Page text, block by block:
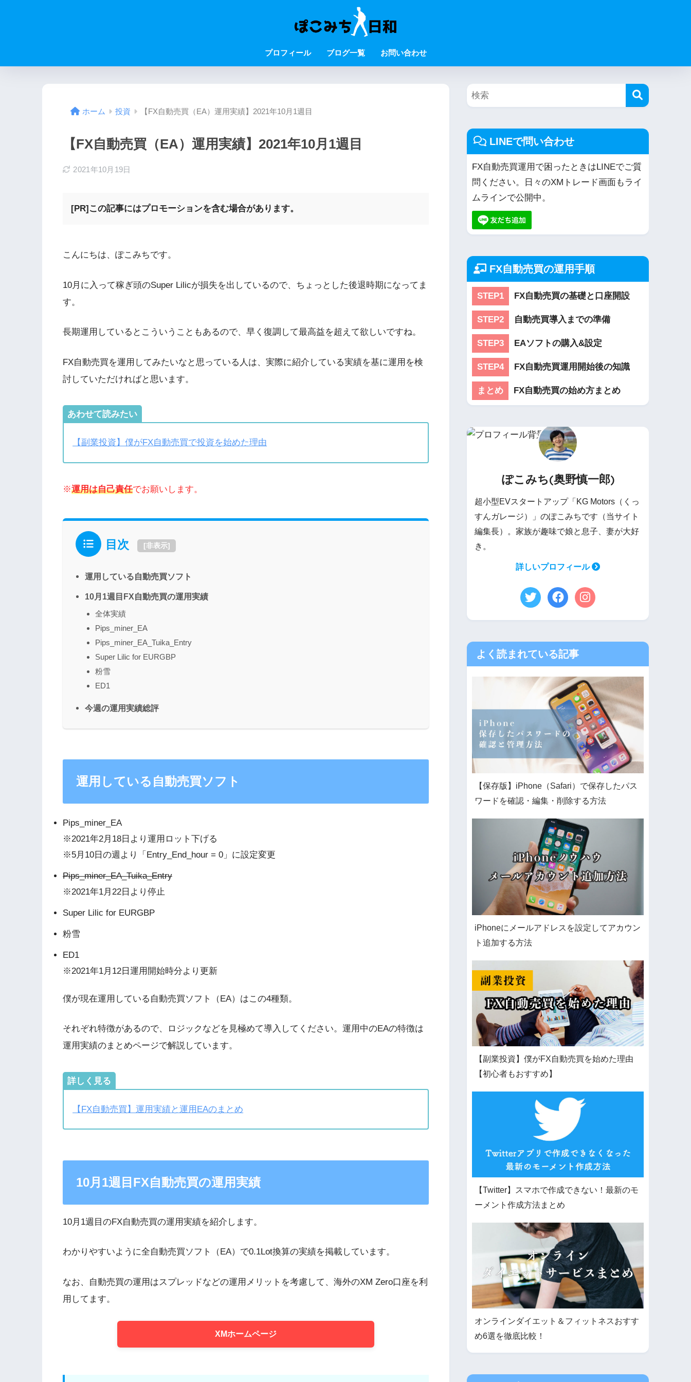
プロフィール ブログ一覧 お問い合わせ
ホーム 投資 【FX自動売買（EA）運用実績】2021年10月1週目
【FX自動売買（EA）運用実績】2021年10月1週目
2021年10月19日
[PR]この記事にはプロモーションを含む場合があります。
こんにちは、ぽこみちです。
10月に入って稼ぎ頭のSuper Lilicが損失を出しているので、ちょっとした後退時期になってま
す。
長期運用しているとこういうこともあるので、早く復調して最高益を超えて欲しいですね。
FX自動売買を運用してみたいなと思っている人は、実際に紹介している実績を基に運用を検
討していただければと思います。
あわせて読みたい
【副業投資】僕がFX自動売買で投資を始めた理由
※運用は自己責任でお願いします。
目次 [非表示]
運用している自動売買ソフト
10月1週目FX自動売買の運用実績
全体実績
Pips_miner_EA
Pips_miner_EA_Tuika_Entry
Super Lilic for EURGBP
粉雪
ED1
今週の運用実績総評
運用している自動売買ソフト
Pips_miner_EA
※2021年2月18日より運用ロット下げる
※5月10日の週より「Entry_End_hour = 0」に設定変更
Pips_miner_EA_Tuika_Entry
※2021年1月22日より停止
Super Lilic for EURGBP
粉雪
ED1
※2021年1月12日運用開始時分より更新
僕が現在運用している自動売買ソフト（EA）はこの4種類。
それぞれ特徴があるので、ロジックなどを見極めて導入してください。運用中のEAの特徴は
運用実績のまとめページで解説しています。
詳しく見る
【FX自動売買】運用実績と運用EAのまとめ
10月1週目FX自動売買の運用実績
10月1週目のFX自動売買の運用実績を紹介します。
わかりやすいように全自動売買ソフト（EA）で0.1Lot換算の実績を掲載しています。
なお、自動売買の運用はスプレッドなどの運用メリットを考慮して、海外のXM Zero口座を利
用してます。
XMホームページ
LINEで問い合わせ
FX自動売買運用で困ったときはLINEでご質
問ください。日々のXMトレード画面もライ
ムラインで公開中。
FX自動売買の運用手順
STEP1 FX自動売買の基礎と口座開設
STEP2 自動売買導入までの準備
STEP3 EAソフトの購入&設定
STEP4 FX自動売買運用開始後の知識
まとめ FX自動売買の始め方まとめ
ぽこみち(奥野慎一郎)
超小型EVスタートアップ「KG Motors（くっ
すんガレージ）」のぽこみちです（当サイト
編集長）。家族が趣味で娘と息子、妻が大好
き。
詳しいプロフィール
よく読まれている記事
【保存版】iPhone（Safari）で保存したパス
ワードを確認・編集・削除する方法
iPhoneにメールアドレスを設定してアカウン
ト追加する方法
【副業投資】僕がFX自動売買を始めた理由
【初心者もおすすめ】
【Twitter】スマホで作成できない！最新のモ
ーメント作成方法まとめ
オンラインダイエット＆フィットネスおすす
め6選を徹底比較！